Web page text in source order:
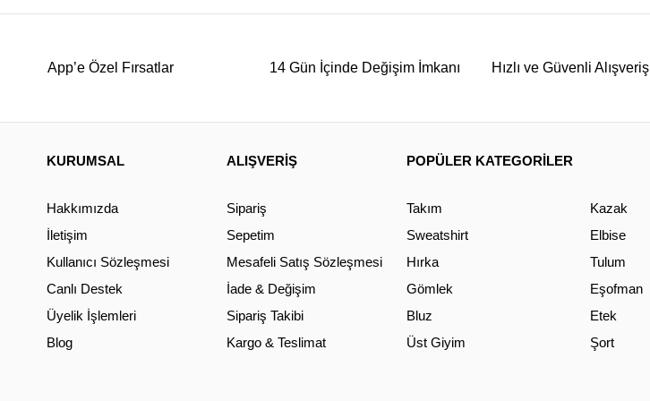
App’e Özel Fırsatlar 14 Gün İçinde Değişim İmkanı Hızlı ve Güvenli Alışveriş
KURUMSAL
Hakkımızda
İletişim
Kullanıcı Sözleşmesi
Canlı Destek
Üyelik İşlemleri
Blog
ALIŞVERİŞ
Sipariş
Sepetim
Mesafeli Satış Sözleşmesi
İade & Değişim
Sipariş Takibi
Kargo & Teslimat
POPÜLER KATEGORİLER
Takım
Sweatshirt
Hırka
Gömlek
Bluz
Üst Giyim
Kazak
Elbise
Tulum
Eşofman
Etek
Şort